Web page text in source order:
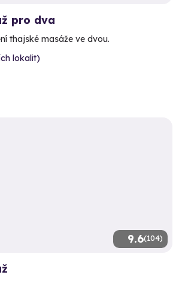
pro dva
thajské masáže ve dvou.
lokalit)
9.6(104)